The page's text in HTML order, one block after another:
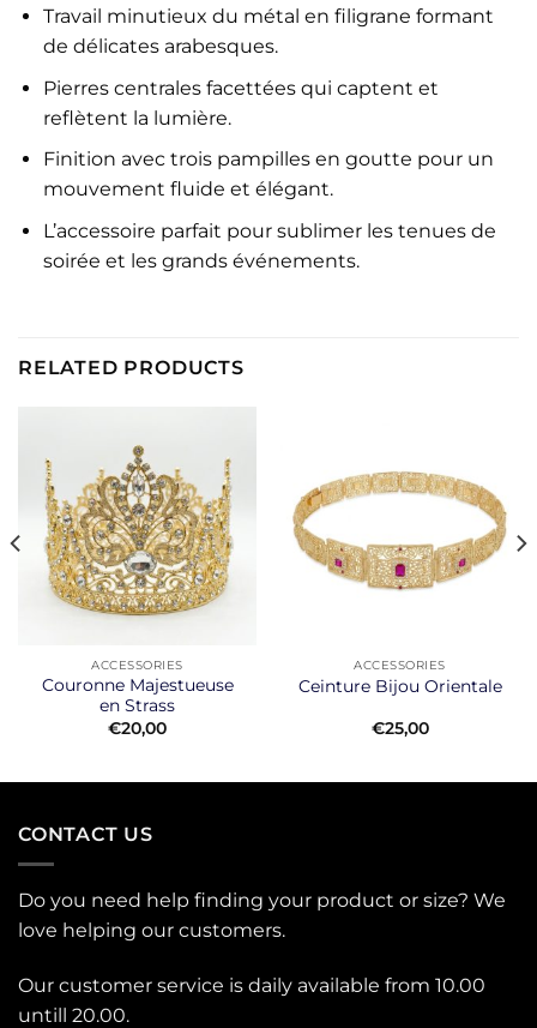
Travail minutieux du métal en filigrane formant
de délicates arabesques.
Pierres centrales facettées qui captent et
reflètent la lumière.
Finition avec trois pampilles en goutte pour un
mouvement fluide et élégant.
L’accessoire parfait pour sublimer les tenues de
soirée et les grands événements.
RELATED PRODUCTS
ACCESSORIES
Couronne Majestueuse
en Strass
€20,00
ACCESSORIES
Ceinture Bijou Orientale
€25,00
CONTACT US
Do you need help finding your product or size? We
love helping our customers.
Our customer service is daily available from 10.00
untill 20.00.